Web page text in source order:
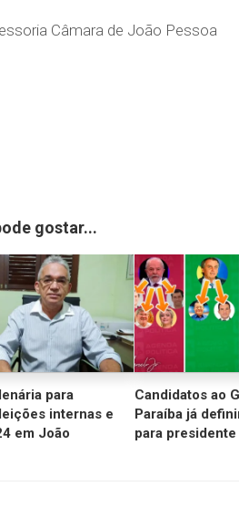
Câmara de João Pessoa
gostar...
para
internas e
em João
Candidatos ao
Paraíba já
para presidente